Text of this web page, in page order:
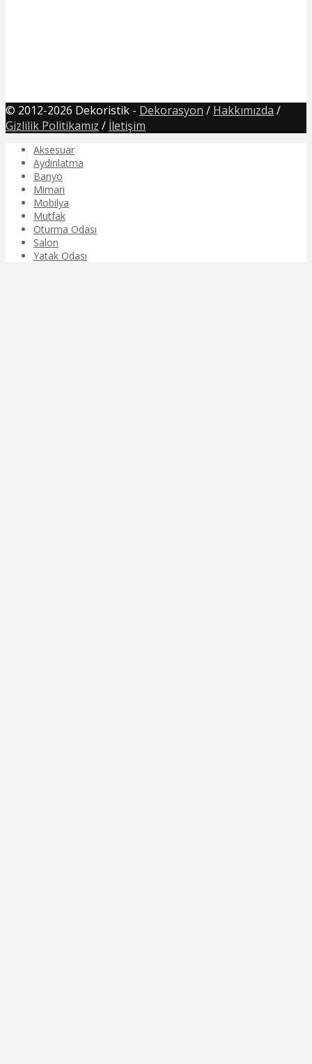
© 2012-2026 Dekoristik - Dekorasyon / Hakkımızda /
Gizlilik Politikamız / İletişim
Aksesuar
Aydınlatma
Banyo
Mimari
Mobilya
Mutfak
Oturma Odası
Salon
Yatak Odası